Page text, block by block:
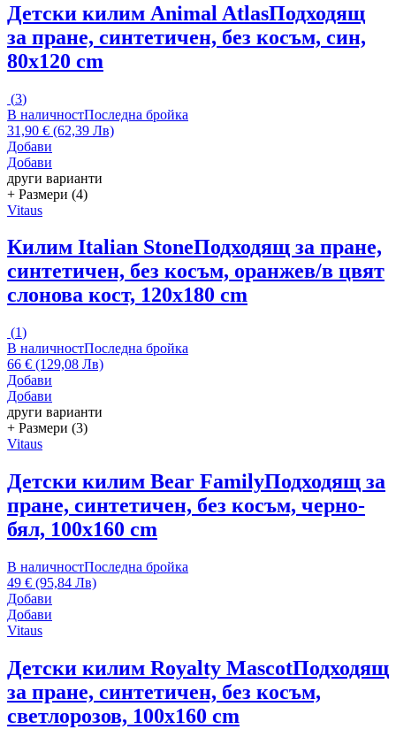
Детски килим Animal AtlasПодходящ
за пране, синтетичен, без косъм, син,
80x120 cm
(3)
В наличностПоследна бройка
31,90 € (62,39 Лв)
Добави
Добави
други варианти
+ Размери (4)
Vitaus
Килим Italian StoneПодходящ за пране,
синтетичен, без косъм, оранжев/в цвят
слонова кост, 120x180 cm
(1)
В наличностПоследна бройка
66 € (129,08 Лв)
Добави
Добави
други варианти
+ Размери (3)
Vitaus
Детски килим Bear FamilyПодходящ за
пране, синтетичен, без косъм, черно-
бял, 100x160 cm
В наличностПоследна бройка
49 € (95,84 Лв)
Добави
Добави
Vitaus
Детски килим Royalty MascotПодходящ
за пране, синтетичен, без косъм,
светлорозов, 100x160 cm